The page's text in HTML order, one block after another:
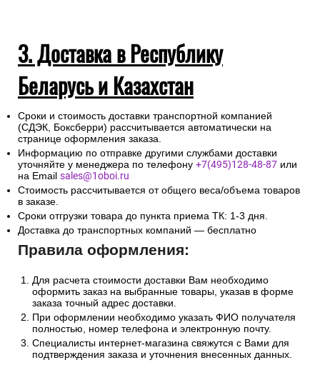
3. Доставка в Республику
Беларусь и Казахстан
Сроки и стоимость доставки транспортной компанией
(СДЭК, Боксберри) рассчитывается автоматически на
странице оформления заказа.
Информацию по отправке другими службами доставки
уточняйте у менеджера по телефону +7(495)128-48-87 или
на Email sales@1oboi.ru
Стоимость рассчитывается от общего веса/объема товаров
в заказе.
Сроки отгрузки товара до пункта приема ТК: 1-3 дня.
Доставка до транспортных компаний — бесплатно
Правила оформления:
Для расчета стоимости доставки Вам необходимо
оформить заказ на выбранные товары, указав в форме
заказа точный адрес доставки.
При оформлении необходимо указать ФИО получателя
полностью, номер телефона и электронную почту.
Специалисты интернет-магазина свяжутся с Вами для
подтверждения заказа и уточнения внесенных данных.